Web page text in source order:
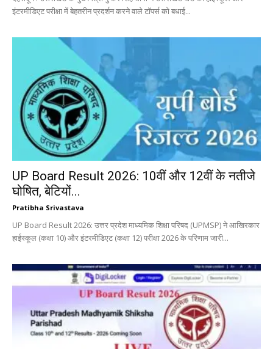
इंटरमीडिएट परीक्षा में बेहतरीन प्रदर्शन करने वाले टॉपर्स को बधाई...
UP Board Result 2026: 10वीं और 12वीं के नतीजे
घोषित, बेटियों...
Pratibha Srivastava
UP Board Result 2026: उत्तर प्रदेश माध्यमिक शिक्षा परिषद (UPMSP) ने आखिरकार
हाईस्कूल (कक्षा 10) और इंटरमीडिएट (कक्षा 12) परीक्षा 2026 के परिणाम जारी...